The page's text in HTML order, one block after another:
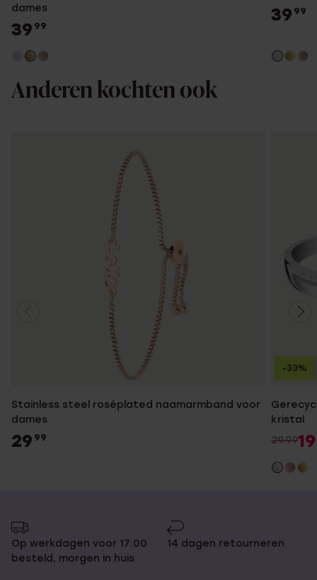
dames
39 99
39 99
Anderen kochten ook
Stainless steel roséplated naamarmband voor
dames
29 99
kristal
29.9919
-33%
Op werkdagen voor 17:00
besteld, morgen in huis
14 dagen retourneren